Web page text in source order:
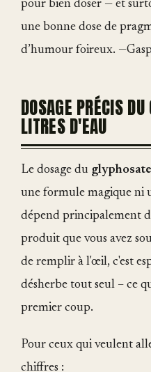
pour bien doser — et
une bonne dose de
d’humour foireux.
DOSAGE PRÉCIS
LITRES D'EAU
Le dosage du glyphosate
une formule magique ni
dépend principalement
produit que vous avez
de remplir à l'œil, c'est
désherbe tout seul – ce
premier coup.
Pour ceux qui veulent
chiffres :